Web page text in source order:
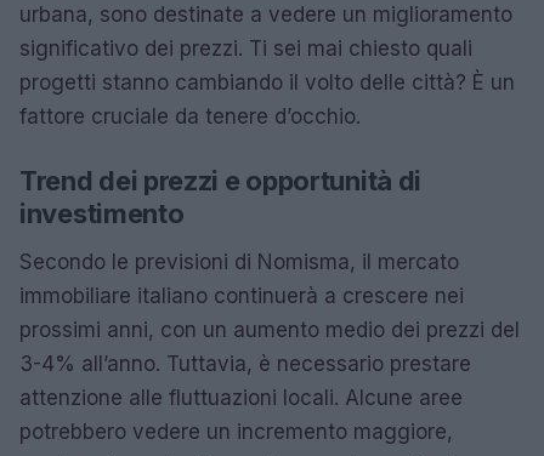
urbana, sono destinate a vedere un miglioramento
significativo dei prezzi. Ti sei mai chiesto quali
progetti stanno cambiando il volto delle città? È un
fattore cruciale da tenere d’occhio.
Trend dei prezzi e opportunità di
investimento
Secondo le previsioni di Nomisma, il mercato
immobiliare italiano continuerà a crescere nei
prossimi anni, con un aumento medio dei prezzi del
3-4% all’anno. Tuttavia, è necessario prestare
attenzione alle fluttuazioni locali. Alcune aree
potrebbero vedere un incremento maggiore,